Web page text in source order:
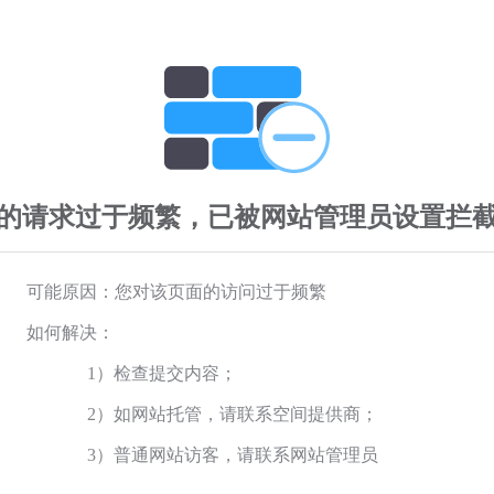
请求过于频繁，已被网站管理员设置拦
可能原因：您对该页面的访问过于频繁
如何解决：
1）检查提交内容；
2）如网站托管，请联系空间提供商；
3）普通网站访客，请联系网站管理员